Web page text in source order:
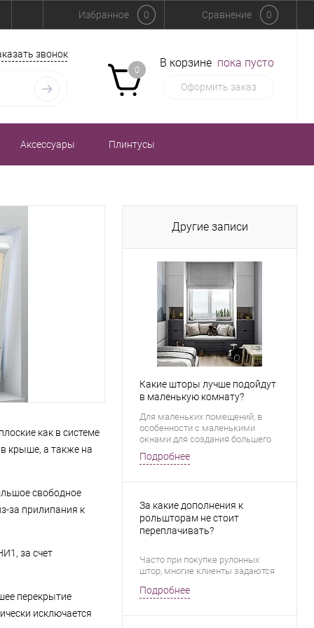
Избранное 0 Сравнение 0
звонок
0
В корзине пока пусто
Оформить заказ
Аксессуары Плинтусы
как в системе
крыше, а также на
свободное
за прилипания к
за счет
перекрытие
исключается
Другие записи
Какие шторы лучше подойдут
в маленькую комнату?
Для маленьких помещений, в
особенности с маленькими
окнами для создания большего
визуального объема
пространства очень важно
окна.
Подробнее
За какие дополнения к
рольшторам не стоит
переплачивать?
Часто при покупке рулонных
штор, многие клиенты задаются
кроме самого вала и полотна
для их эффективной и
Подробнее